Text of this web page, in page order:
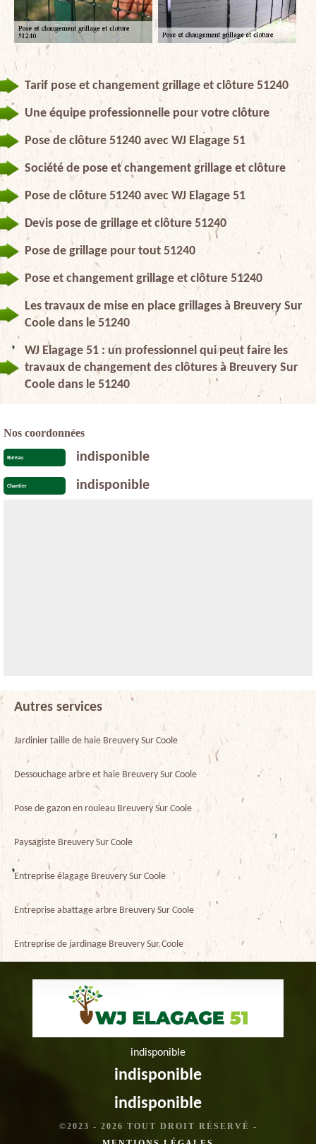
Tarif pose et changement grillage et clôture 51240
Une équipe professionnelle pour votre clôture
Pose de clôture 51240 avec WJ Elagage 51
Société de pose et changement grillage et clôture
Pose de clôture 51240 avec WJ Elagage 51
Devis pose de grillage et clôture 51240
Pose de grillage pour tout 51240
Pose et changement grillage et clôture 51240
Les travaux de mise en place grillages à Breuvery Sur
Coole dans le 51240
WJ Elagage 51 : un professionnel qui peut faire les
travaux de changement des clôtures à Breuvery Sur
Coole dans le 51240
Nos coordonnées
Bureau indisponible
Chantier indisponible
Autres services
Jardinier taille de haie Breuvery Sur Coole
Dessouchage arbre et haie Breuvery Sur Coole
Pose de gazon en rouleau Breuvery Sur Coole
Paysagiste Breuvery Sur Coole
Entreprise élagage Breuvery Sur Coole
Entreprise abattage arbre Breuvery Sur Coole
Entreprise de jardinage Breuvery Sur Coole
indisponible
indisponible
indisponible
©2023 - 2026 TOUT DROIT RÉSERVÉ -